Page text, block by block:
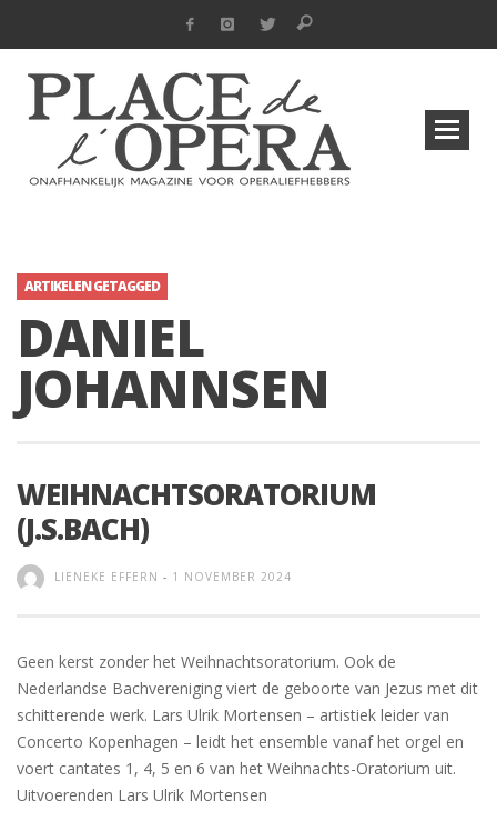
ARTIKELEN GETAGGED
DANIEL
JOHANNSEN
WEIHNACHTSORATORIUM
(J.S.BACH)
LIENEKE EFFERN - 1 NOVEMBER 2024
Geen kerst zonder het Weihnachtsoratorium. Ook de
Nederlandse Bachvereniging viert de geboorte van Jezus met dit
schitterende werk. Lars Ulrik Mortensen – artistiek leider van
Concerto Kopenhagen – leidt het ensemble vanaf het orgel en
voert cantates 1, 4, 5 en 6 van het Weihnachts-Oratorium uit.
Uitvoerenden Lars Ulrik Mortensen